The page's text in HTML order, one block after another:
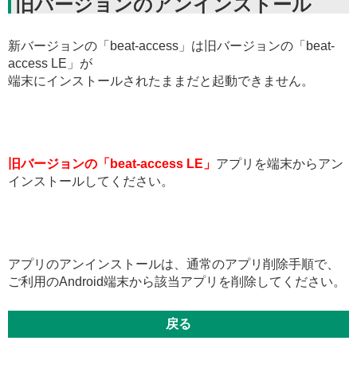
新バージョンの「beat-access」は旧バージョンの「beat-
access LE」が
端末にインストールされたままだと起動できません。
旧バージョンの「beat-access LE」 アプリを端末からアン
インストールしてください。
アプリのアンインストールは、通常のアプリ削除手順で、
ご利用のAndroid端末から該当アプリを削除してください。
戻る